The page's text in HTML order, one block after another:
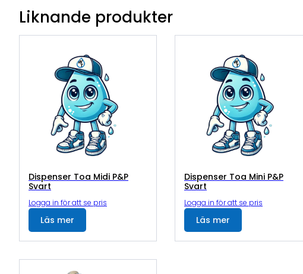
Liknande produkter
Dispenser Toa Midi P&P
Svart
Logga in för att se pris
Läs mer
Dispenser Toa Mini P&P
Svart
Logga in för att se pris
Läs mer